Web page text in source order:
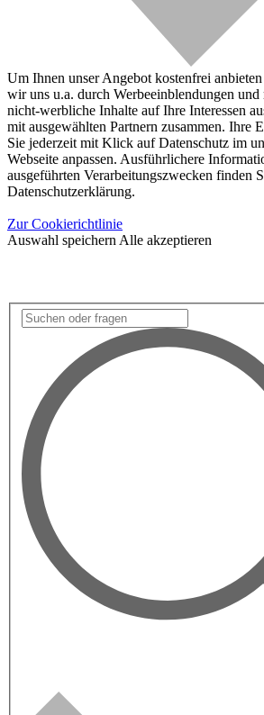
Um Ihnen unser Angebot kostenfrei
wir uns u.a. durch Werbeeinblendungen
nicht-werbliche Inhalte auf Ihre Interessen
mit ausgewählten Partnern zusammen. Ihre
Sie jederzeit mit Klick auf Datenschutz im
Webseite anpassen. Ausführlichere
ausgeführten Verarbeitungszwecken finden
Datenschutzerklärung.
Zur Cookierichtlinie
Auswahl speichern Alle akzeptieren